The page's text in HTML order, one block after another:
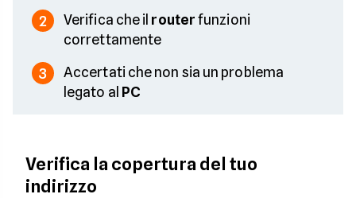
2 Verifica che il routerfunzioni
correttamente
3
Accertati che non sia un problema
legato al PC
Verifica la copertura del tuo
indirizzo